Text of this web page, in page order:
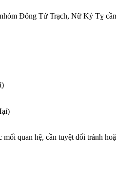
Đông Tứ Trạch, Nữ Kỷ Tỵ
quan hệ, cần tuyệt đối tránh